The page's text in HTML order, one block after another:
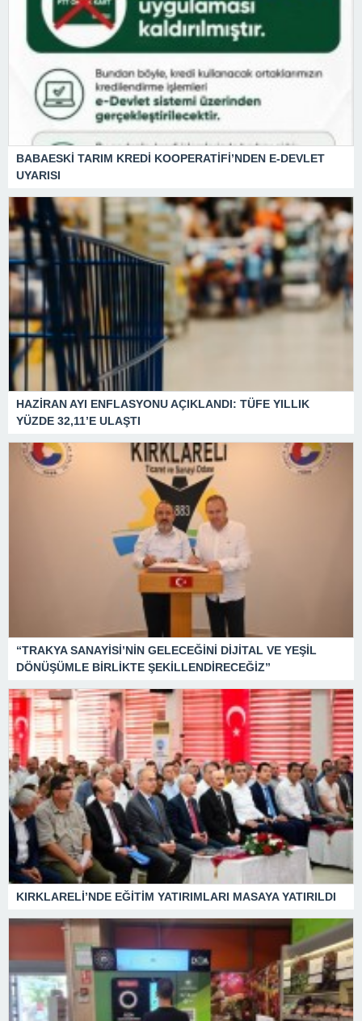
BABAESKİ TARIM KREDİ KOOPERATİFİ’NDEN E-DEVLET
UYARISI
HAZİRAN AYI ENFLASYONU AÇIKLANDI: TÜFE YILLIK
YÜZDE 32,11’E ULAŞTI
“TRAKYA SANAYİSİ’NİN GELECEĞİNİ DİJİTAL VE YEŞİL
DÖNÜŞÜMLE BİRLİKTE ŞEKİLLENDİRECEĞİZ”
KIRKLARELİ’NDE EĞİTİM YATIRIMLARI MASAYA YATIRILDI